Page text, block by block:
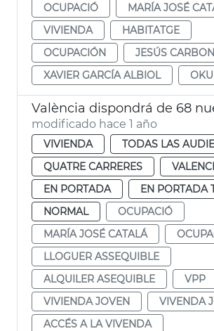
OCUPACIÓ
MARÍA JOSÉ
VIVIENDA
HABITATGE
OCUPACIÓN
JESÚS
XAVIER GARCÍA ALBIOL
modificado hace 1 año
VIVIENDA
TODAS LAS
QUATRE CARRERES
EN PORTADA
EN PORTADA
NORMAL
OCUPACIÓ
MARÍA JOSÉ CATALÁ
LLOGUER ASSEQUIBLE
ALQUILER ASEQUIBLE
VPP
VIVIENDA JOVEN
VIVENDA
ACCÉS A LA VIVENDA